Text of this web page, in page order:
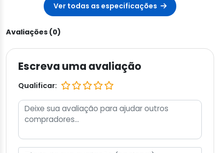
Ver todas as especificações
Avaliações (0)
Escreva uma avaliação
Qualificar: